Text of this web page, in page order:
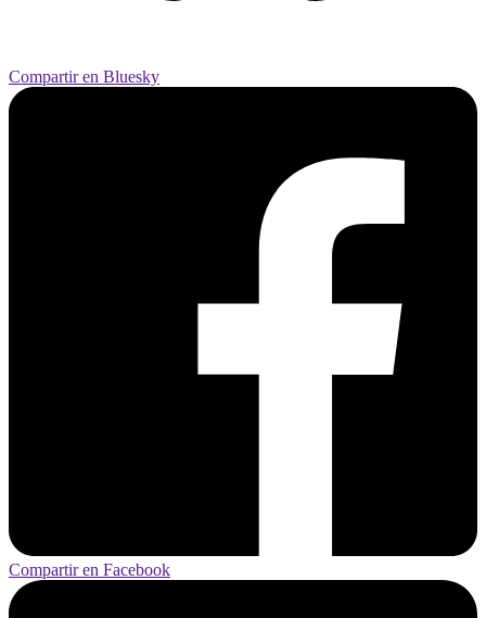
Compartir en Bluesky
Compartir en Facebook